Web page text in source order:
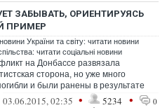
ЗАБЫВАТЬ, ОРИЕНТИРУЯСЬ
ПРИМЕР
новини України та світу: читати новини
читати соціальні новини
на Донбассе развязала
сторона, но уже много
и были ранены в результате
03.06.2015, 02:35 • 5234 • 0